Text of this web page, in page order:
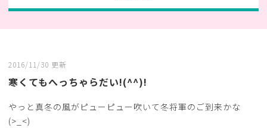
2016/11/30 更新
寒くてもへっちゃらだい!(^^)!
やっと真冬の風がピューピュー吹いて冬将軍のご到来かな
(>_<)